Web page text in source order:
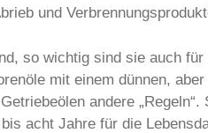
und
so wichtig sind sie auch
mit einem dünnen,
andere
acht Jahre für die